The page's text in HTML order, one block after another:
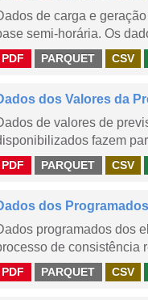
de carga e
semi-horária. Os
PDF PARQUET CSV
dos Valores da
de valores de
fazem
PDF PARQUET CSV
dos
programados dos
de consistência
PDF PARQUET CSV